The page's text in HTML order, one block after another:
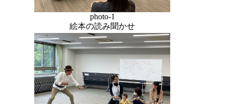
photo-1
絵本の読み聞かせ